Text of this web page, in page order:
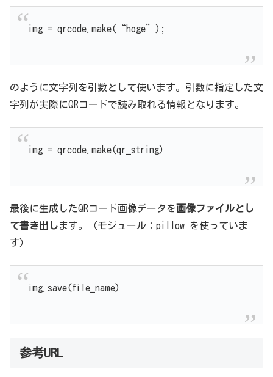
img = qrcode.make(“hoge”);
のように文字列を引数として使います。引数に指定した文
字列が実際にQRコードで読み取れる情報となります。
img = qrcode.make(qr_string)
最後に生成したQRコード画像データを画像ファイルとし
て書き出します。（モジュール：pillow を使っていま
す）
img.save(file_name)
参考URL